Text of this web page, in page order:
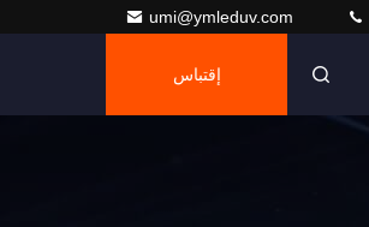
umi@ymleduv.com
إقتباس